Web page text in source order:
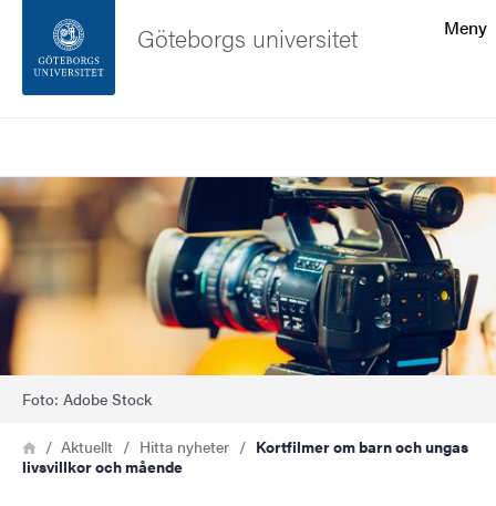
Sidfoten
Om webbplatsen
Meny
Göteborgs universitet
Bild
Foto: Adobe Stock
Länkstig
HemAktuellt Hitta nyheter
Kortfilmer om barn och ungas
livsvillkor och mående